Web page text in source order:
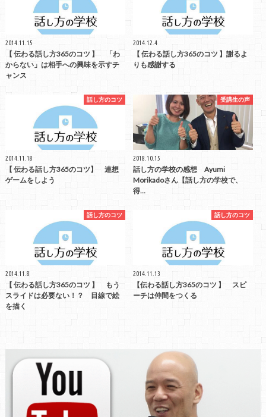
2014.11.15
【 伝わる話し方365のコツ 】 「わ
からない」は相手への興味を示すチ
ャンス
2014.12.4
【 伝わる話し方365のコツ 】謝るよ
りも感謝する
話し方のコツ
2014.11.18
【 伝わる話し方365のコツ】 連想
ゲームをしよう
受講生の声
2018.10.15
話し方の学校の感想 Ayumi
Morikadoさん【話し方の学校で、
得…
話し方のコツ
2014.11.8
【 伝わる話し方365のコツ 】 もう
スライドは必要ない！？ 目線で絵
を描く
話し方のコツ
2014.11.13
【伝わる話し方365のコツ 】 スピ
ーチは仲間をつくる